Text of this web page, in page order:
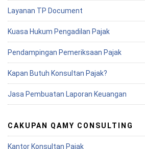
Layanan TP Document
Kuasa Hukum Pengadilan Pajak
Pendampingan Pemeriksaan Pajak
Kapan Butuh Konsultan Pajak?
Jasa Pembuatan Laporan Keuangan
CAKUPAN QAMY CONSULTING
Kantor Konsultan Pajak